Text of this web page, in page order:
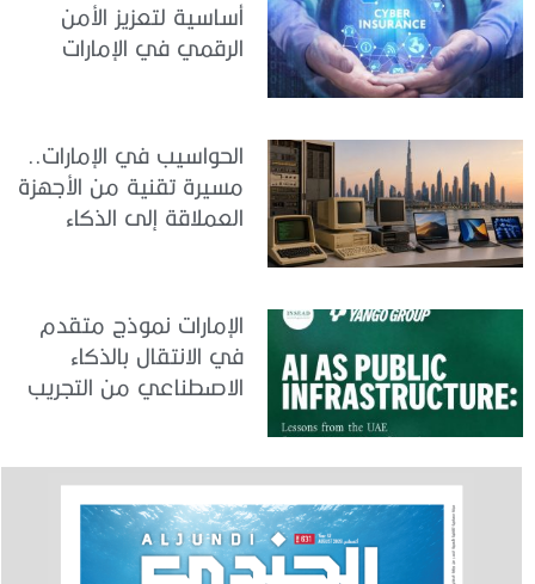
أساسية لتعزيز الأمن
الرقمي في الإمارات
الحواسيب في الإمارات..
مسيرة تقنية من الأجهزة
العملاقة إلى الذكاء
الإمارات نموذج متقدم
في الانتقال بالذكاء
الاصطناعي من التجريب